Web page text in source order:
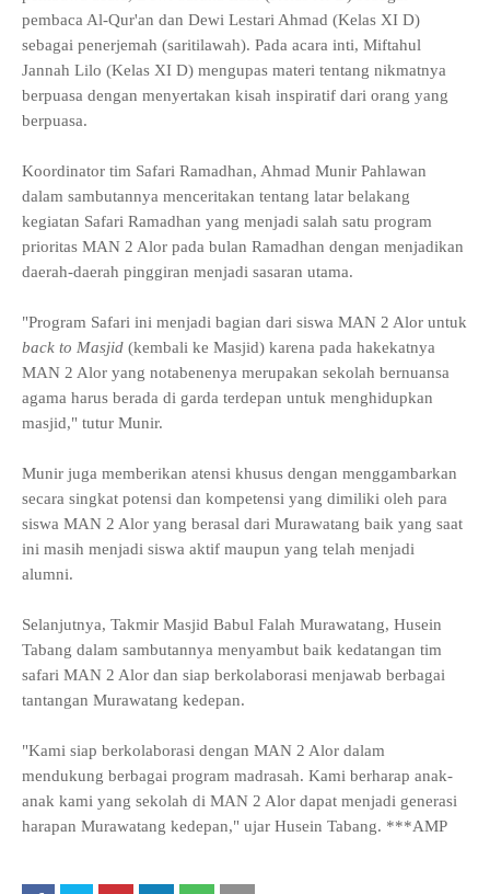
pembaca Al-Qur'an dan Dewi Lestari Ahmad (Kelas XI D)
sebagai penerjemah (saritilawah). Pada acara inti, Miftahul
Jannah Lilo (Kelas XI D) mengupas materi tentang nikmatnya
berpuasa dengan menyertakan kisah inspiratif dari orang yang
berpuasa.
Koordinator tim Safari Ramadhan, Ahmad Munir Pahlawan
dalam sambutannya menceritakan tentang latar belakang
kegiatan Safari Ramadhan yang menjadi salah satu program
prioritas MAN 2 Alor pada bulan Ramadhan dengan menjadikan
daerah-daerah pinggiran menjadi sasaran utama.
"Program Safari ini menjadi bagian dari siswa MAN 2 Alor untuk
back to Masjid (kembali ke Masjid) karena pada hakekatnya
MAN 2 Alor yang notabenenya merupakan sekolah bernuansa
agama harus berada di garda terdepan untuk menghidupkan
masjid," tutur Munir.
Munir juga memberikan atensi khusus dengan menggambarkan
secara singkat potensi dan kompetensi yang dimiliki oleh para
siswa MAN 2 Alor yang berasal dari Murawatang baik yang saat
ini masih menjadi siswa aktif maupun yang telah menjadi
alumni.
Selanjutnya, Takmir Masjid Babul Falah Murawatang, Husein
Tabang dalam sambutannya menyambut baik kedatangan tim
safari MAN 2 Alor dan siap berkolaborasi menjawab berbagai
tantangan Murawatang kedepan.
"Kami siap berkolaborasi dengan MAN 2 Alor dalam
mendukung berbagai program madrasah. Kami berharap anak-
anak kami yang sekolah di MAN 2 Alor dapat menjadi generasi
harapan Murawatang kedepan," ujar Husein Tabang. ***AMP